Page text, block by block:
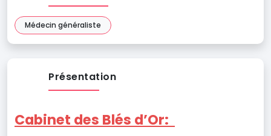
Médecin généraliste
Présentation
Cabinet des Blés d’Or: